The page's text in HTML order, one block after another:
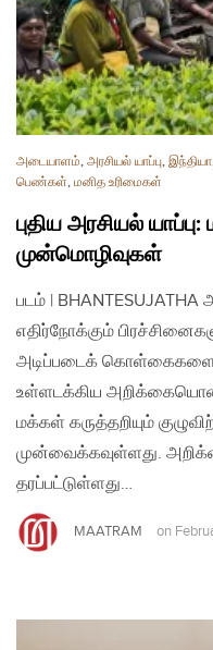
அடையாளம், அரசியல் யாப்பு, இந்தியா
பெண்கள், மனித உரிமைகள்
புதிய அரசியல்
முன்மொழிவுகள்
படம் |
எதிர்நோக்கும்
அடிப்படைக்
உள்ளடக்கிய
மக்கள் கருத்தறியும்
முன்வைக்கவுள்ளது.
தரப்பட்டுள்ளது…
MAATRAM on